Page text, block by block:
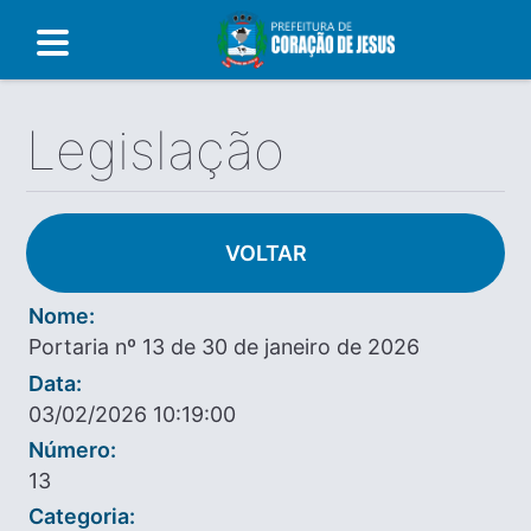
Legislação
VOLTAR
Nome:
Portaria nº 13 de 30 de janeiro de 2026
Data:
03/02/2026 10:19:00
Número:
13
Categoria: